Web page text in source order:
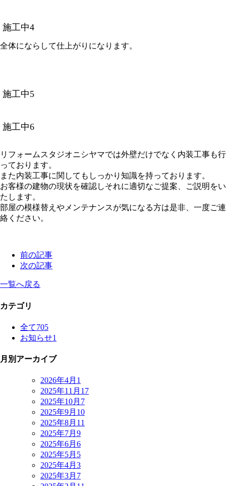
施工中4
全体にならして仕上がりになります。
施工中5
施工中6
リフォームスタジオニシヤマでは外壁だけでなく内装工事も行
っております。
また内装工事に関してもしっかり知識を持っております。
お客様の建物の現状を確認しそれに適切なご提案、ご説明をい
たします。
部屋の模様替えやメンテナンスが気になる方は是非、一度ご連
絡ください。
前の記事
次の記事
一覧へ戻る
カテゴリ
全て705
お知らせ1
月別アーカイブ
2026年4月 1
2025年11月 17
2025年10月 7
2025年9月 10
2025年8月 11
2025年7月 9
2025年6月 6
2025年5月 5
2025年4月 3
2025年3月 7